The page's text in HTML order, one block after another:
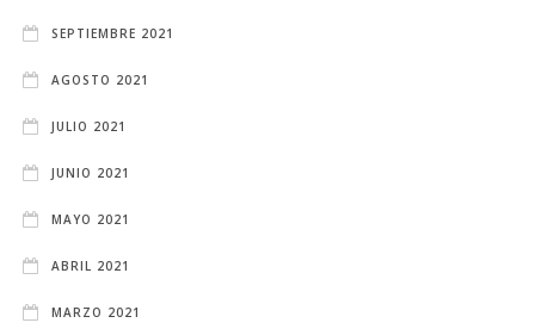
SEPTIEMBRE 2021
AGOSTO 2021
JULIO 2021
JUNIO 2021
MAYO 2021
ABRIL 2021
MARZO 2021